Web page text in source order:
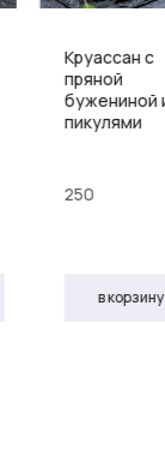
Круассан с
пряной
бужениной
пикулями
250
в корзину